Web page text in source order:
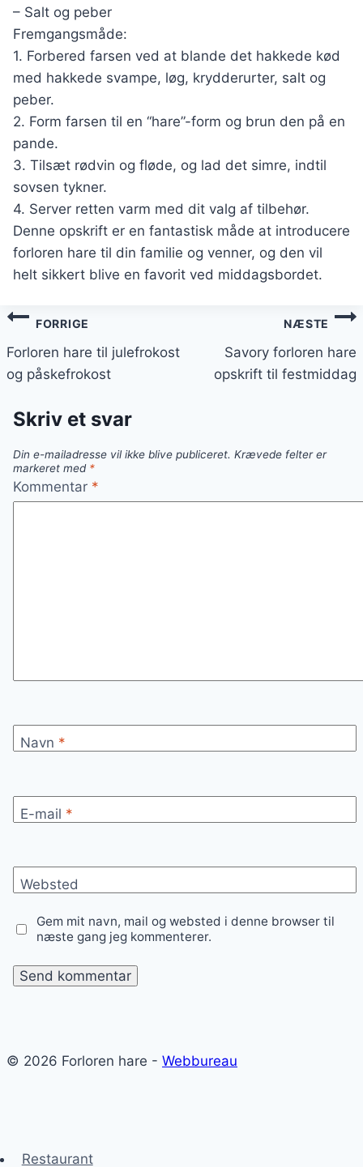
– Salt og peber
Fremgangsmåde:
1. Forbered farsen ved at blande det hakkede kød
med hakkede svampe, løg, krydderurter, salt og
peber.
2. Form farsen til en “hare”-form og brun den på en
pande.
3. Tilsæt rødvin og fløde, og lad det simre, indtil
sovsen tykner.
4. Server retten varm med dit valg af tilbehør.
Denne opskrift er en fantastisk måde at introducere
forloren hare til din familie og venner, og den vil
helt sikkert blive en favorit ved middagsbordet.
Indlægsnavigation
FORRIGE
Forloren hare til julefrokost
og påskefrokost
NÆSTE
Savory forloren hare
opskrift til festmiddag
Skriv et svar
Din e-mailadresse vil ikke blive publiceret. Krævede felter er
markeret med *
Kommentar *
Navn *
E-mail *
Websted
Gem mit navn, mail og websted i denne browser til
næste gang jeg kommenterer.
© 2026 Forloren hare - Webbureau
Restaurant